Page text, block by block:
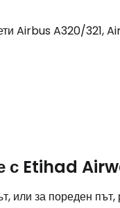
Airbus A320/321,
с Etihad
или за пореден път,